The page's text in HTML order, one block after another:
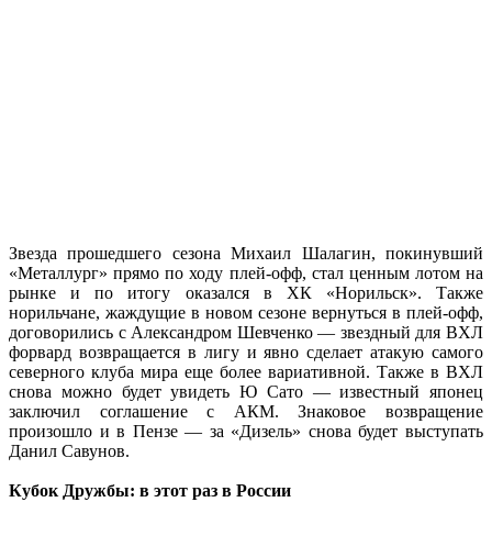
Звезда прошедшего сезона Михаил Шалагин, покинувший
«Металлург» прямо по ходу плей-офф, стал ценным лотом на
рынке и по итогу оказался в ХК «Норильск». Также
норильчане, жаждущие в новом сезоне вернуться в плей-офф,
договорились с Александром Шевченко — звездный для ВХЛ
форвард возвращается в лигу и явно сделает атакую самого
северного клуба мира еще более вариативной. Также в ВХЛ
снова можно будет увидеть Ю Сато — известный японец
заключил соглашение с АКМ. Знаковое возвращение
произошло и в Пензе — за «Дизель» снова будет выступать
Данил Савунов.
Кубок Дружбы: в этот раз в России